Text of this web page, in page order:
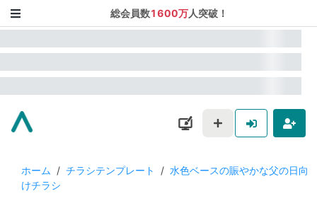
総会員数1600万人突破！
ホーム / チラシテンプレート / 水色ベースの賑やかな父の日向
けチラシ